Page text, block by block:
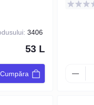
3406
53 L
Cumpăra